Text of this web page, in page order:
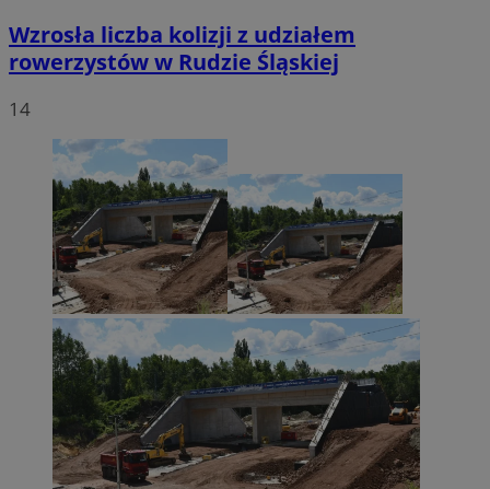
Wzrosła liczba kolizji z udziałem
rowerzystów w Rudzie Śląskiej
14